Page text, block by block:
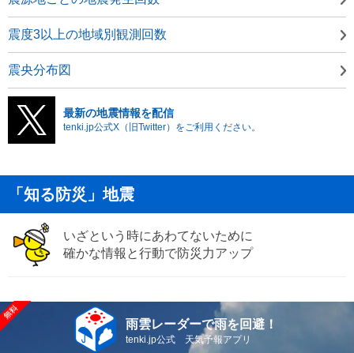
震度3以上の地域別観測回数
震央分布図
最新の地震情報を配信
tenki.jp公式X（旧Twitter）をご利用ください。
「知る防災」地震
いざという時にあわてないために
確かな情報と行動で防災力アップ
雨雲レーダーで雨を回避！
tenki.jp公式 天気予報アプリ